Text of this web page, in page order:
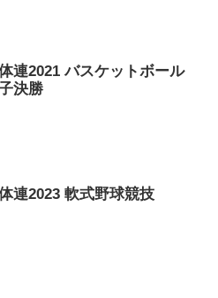
連2021 バスケットボール
決勝
連2023 軟式野球競技